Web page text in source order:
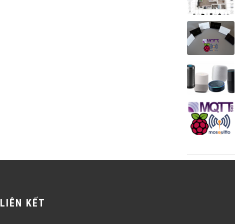
LIÊN KẾT